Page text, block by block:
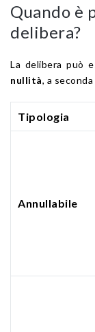
Quando è
delibera?
La delibera può
nullità, a
Tipologia
Annullabile